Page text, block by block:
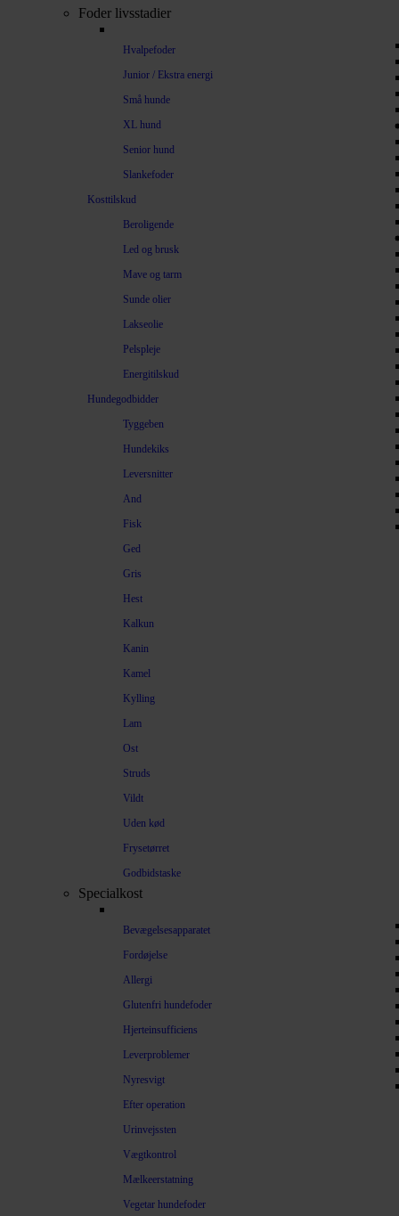
Foder livsstadier
Hvalpefoder
Junior / Ekstra energi
Små hunde
XL hund
Senior hund
Slankefoder
Kosttilskud
Beroligende
Led og brusk
Mave og tarm
Sunde olier
Lakseolie
Pelspleje
Energitilskud
Hundegodbidder
Tyggeben
Hundekiks
Leversnitter
And
Fisk
Ged
Gris
Hest
Kalkun
Kanin
Kamel
Kylling
Lam
Ost
Struds
Vildt
Uden kød
Frysetørret
Godbidstaske
Specialkost
Bevægelsesapparatet
Fordøjelse
Allergi
Glutenfri hundefoder
Hjerteinsufficiens
Leverproblemer
Nyresvigt
Efter operation
Urinvejssten
Vægtkontrol
Mælkeerstatning
Vegetar hundefoder